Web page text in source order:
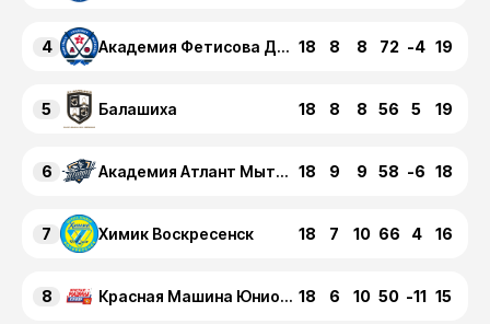
4 Академия Фетисова Домодедово 18 8 8 72 -4 19
5 Балашиха 18 8 8 56 5 19
6 Академия Атлант Мытищи 18 9 9 58 -6 18
7 Химик Воскресенск 18 7 10 66 4 16
8 Красная Машина Юниор Красногорск 18 6 10 50 -11 15